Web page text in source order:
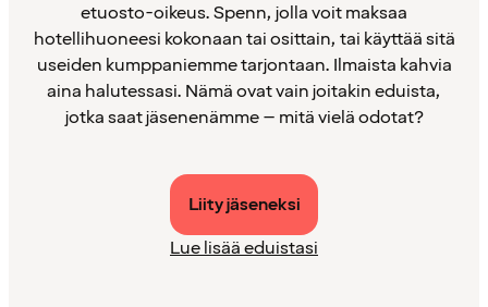
etuosto-oikeus. Spenn, jolla voit maksaa
hotellihuoneesi kokonaan tai osittain, tai käyttää sitä
useiden kumppaniemme tarjontaan. Ilmaista kahvia
aina halutessasi. Nämä ovat vain joitakin eduista,
jotka saat jäsenenämme – mitä vielä odotat?
Liity jäseneksi
Lue lisää eduistasi